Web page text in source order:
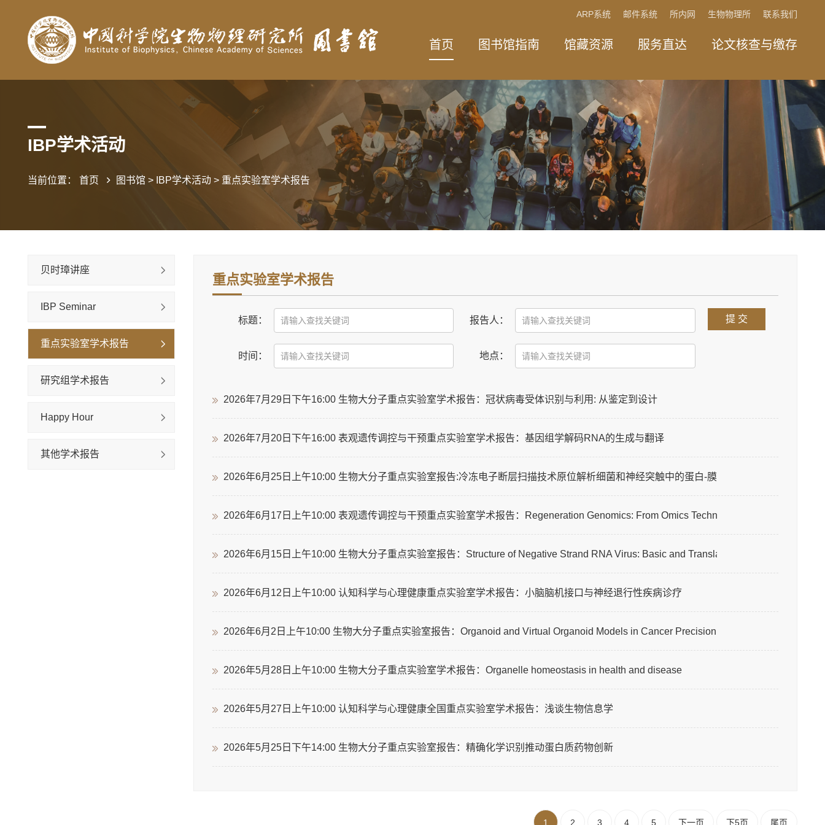
ARP系统 邮件系统 所内网 生物物理所 联系我们
首页 图书馆指南 馆藏资源 服务直达 论文核查与缴存
IBP学术活动
当前位置： 首页 图书馆 > IBP学术活动 > 重点实验室学术报告
贝时璋讲座
IBP Seminar
重点实验室学术报告
研究组学术报告
Happy Hour
其他学术报告
重点实验室学术报告
标题： 报告人：
时间： 地点：
提 交
2026年7月29日下午16:00 生物大分子重点实验室学术报告：冠状病毒受体识别与利用: 从鉴定到设计
2026年7月20日下午16:00 表观遗传调控与干预重点实验室学术报告：基因组学解码RNA的生成与翻译
2026年6月25日上午10:00 生物大分子重点实验室报告:冷冻电子断层扫描技术原位解析细菌和神经突触中的蛋白-膜聚合体
2026年6月17日上午10:00 表观遗传调控与干预重点实验室学术报告：Regeneration Genomics: From Omics Technologies to Mechanism-
2026年6月15日上午10:00 生物大分子重点实验室报告：Structure of Negative Strand RNA Virus: Basic and Translational
2026年6月12日上午10:00 认知科学与心理健康重点实验室学术报告：小脑脑机接口与神经退行性疾病诊疗
2026年6月2日上午10:00 生物大分子重点实验室报告：Organoid and Virtual Organoid Models in Cancer Precision Medicine
2026年5月28日上午10:00 生物大分子重点实验室学术报告：Organelle homeostasis in health and disease
2026年5月27日上午10:00 认知科学与心理健康全国重点实验室学术报告：浅谈生物信息学
2026年5月25日下午14:00 生物大分子重点实验室报告：精确化学识别推动蛋白质药物创新
1 2 3 4 5 下一页 下5页 尾页